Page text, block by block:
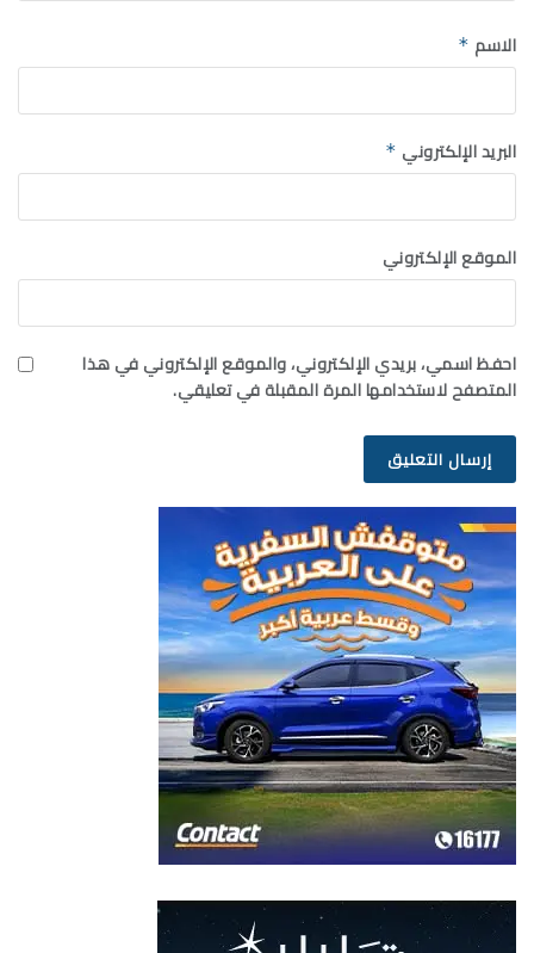
الاسم *
البريد الإلكتروني *
الموقع الإلكتروني
احفظ اسمي، بريدي الإلكتروني، والموقع الإلكتروني في هذا
المتصفح لاستخدامها المرة المقبلة في تعليقي.